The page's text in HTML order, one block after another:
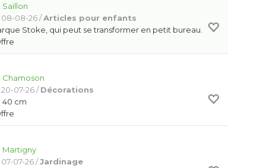
Saillon
08-08-26 /Articles pour enfants
Stoke, qui peut se transformer en petit bureau.
Chamoson
07-26 /Décorations
40 cm
Martigny
07-26 /Jardinage